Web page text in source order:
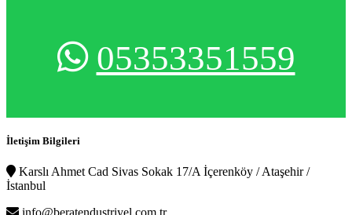
05353351559
İletişim Bilgileri
Karslı Ahmet Cad Sivas Sokak 17/A İçerenköy / Ataşehir /
İstanbul
info@beratendustriyel.com.tr